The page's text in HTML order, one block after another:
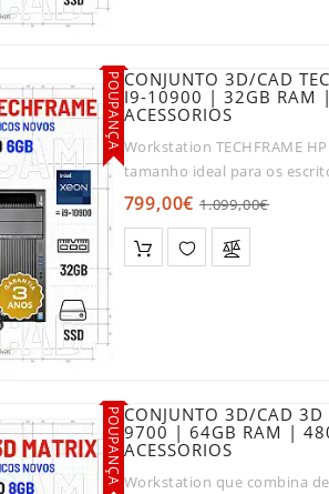
POUPANÇA CONJUNTO 3D/CAD
I9-10900 | 32GB RAM
ACESSORIOS
Workstation TECHFRAME
tamanho ideal para os
extremamente silencioso,
799,00€ 1.099,00€
POUPANÇA CONJUNTO 3D/CAD
9700 | 64GB RAM |
ACESSORIOS
Workstation que combina